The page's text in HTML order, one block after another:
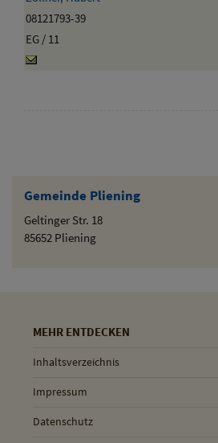
Gemeinde Pliening
Geltinger Str. 18
85652 Pliening
08121793-39
EG / 11
MEHR ENTDECKEN
Inhaltsverzeichnis
Impressum
Datenschutz